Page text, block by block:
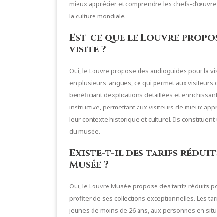
mieux apprécier et comprendre les chefs-
la culture mondiale.
Est-ce que le Louvre
visite ?
Oui, le Louvre propose des audioguides pour la
en plusieurs langues, ce qui permet aux
bénéficiant d’explications détaillées et
instructive, permettant aux visiteurs de mieux
leur contexte historique et culturel. Ils
du musée.
Existe-t-il des tarifs
Musée ?
Oui, le Louvre Musée propose des tarifs réduits
profiter de ses collections exceptionnelles. Les
jeunes de moins de 26 ans, aux personnes en